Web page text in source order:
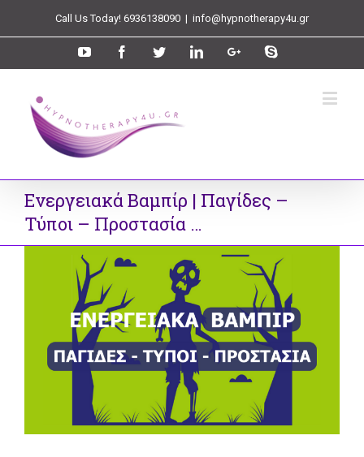
Call Us Today! 6936138090 | info@hypnotherapy4u.gr
Ενεργειακά Βαμπίρ | Παγίδες –
Τύποι – Προστασία …